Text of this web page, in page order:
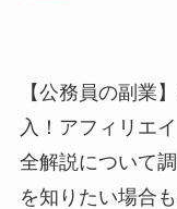
【公務員の副業
入！アフィリエ
全解説について
を知りたい場合